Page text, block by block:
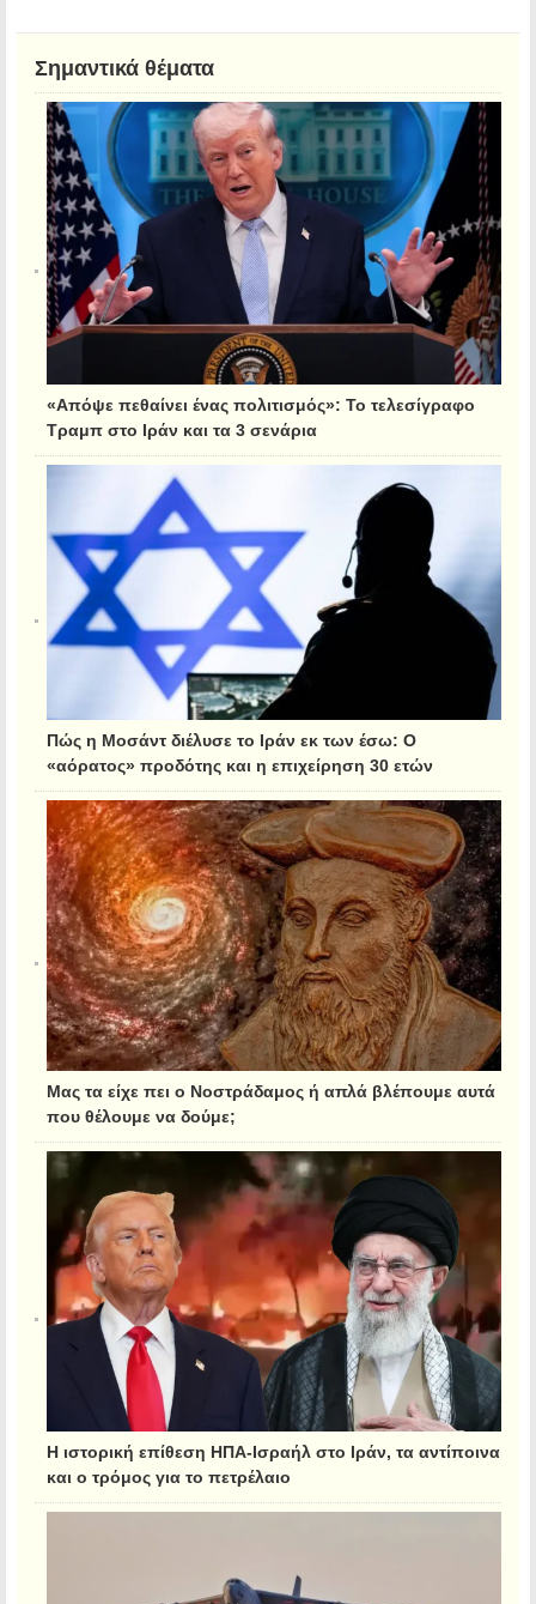
Σημαντικά θέματα
«Απόψε πεθαίνει ένας πολιτισμός»: Το τελεσίγραφο
Τραμπ στο Ιράν και τα 3 σενάρια
Πώς η Μοσάντ διέλυσε το Ιράν εκ των έσω: Ο
«αόρατος» προδότης και η επιχείρηση 30 ετών
Μας τα είχε πει ο Νοστράδαμος ή απλά βλέπουμε αυτά
που θέλουμε να δούμε;
Η ιστορική επίθεση ΗΠΑ-Ισραήλ στο Ιράν, τα αντίποινα
και ο τρόμος για το πετρέλαιο